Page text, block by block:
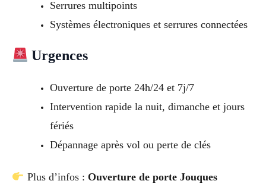
Serrures multipoints
Systèmes électroniques et serrures connectées
Urgences
Ouverture de porte 24h/24 et 7j/7
Intervention rapide la nuit, dimanche et jours
fériés
Dépannage après vol ou perte de clés
Plus d’infos : Ouverture de porte Jouques